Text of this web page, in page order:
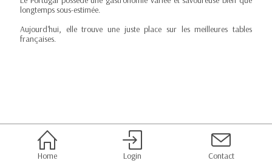
longtemps sous-estimée.
Aujourd'hui, elle trouve une juste place sur les meilleures tables
françaises.
Home Login Contact